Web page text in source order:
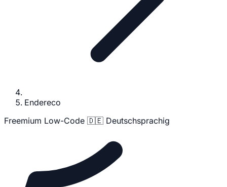
Endereco
Freemium Low-Code 🇩🇪 Deutschsprachig